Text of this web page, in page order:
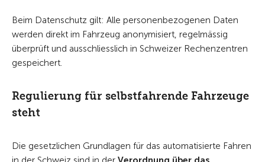
Beim Datenschutz gilt: Alle personenbezogenen Daten
werden direkt im Fahrzeug anonymisiert, regelmässig
überprüft und ausschliesslich in Schweizer Rechenzentren
gespeichert.
Regulierung für selbstfahrende Fahrzeuge
steht
Die gesetzlichen Grundlagen für das automatisierte Fahren